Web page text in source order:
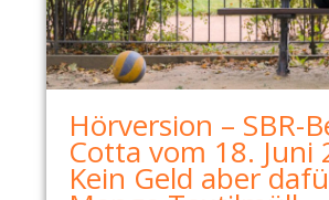
Hörversion – SBR-
Cotta vom 18. Juni
Kein Geld aber